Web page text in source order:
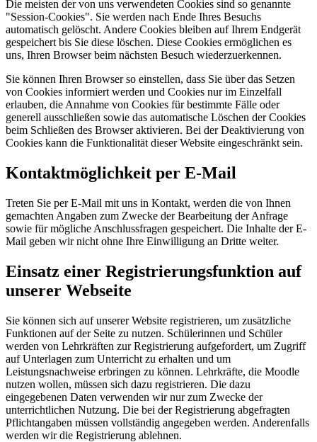
Die meisten der von uns verwendeten Cookies sind so genannte
"Session-Cookies". Sie werden nach Ende Ihres Besuchs
automatisch gelöscht. Andere Cookies bleiben auf Ihrem Endgerät
gespeichert bis Sie diese löschen. Diese Cookies ermöglichen es
uns, Ihren Browser beim nächsten Besuch wiederzuerkennen.
Sie können Ihren Browser so einstellen, dass Sie über das Setzen
von Cookies informiert werden und Cookies nur im Einzelfall
erlauben, die Annahme von Cookies für bestimmte Fälle oder
generell ausschließen sowie das automatische Löschen der Cookies
beim Schließen des Browser aktivieren. Bei der Deaktivierung von
Cookies kann die Funktionalität dieser Website eingeschränkt sein.
Kontaktmöglichkeit per E-Mail
Treten Sie per E-Mail mit uns in Kontakt, werden die von Ihnen
gemachten Angaben zum Zwecke der Bearbeitung der Anfrage
sowie für mögliche Anschlussfragen gespeichert. Die Inhalte der E-
Mail geben wir nicht ohne Ihre Einwilligung an Dritte weiter.
Einsatz einer Registrierungsfunktion auf
unserer Webseite
Sie können sich auf unserer Website registrieren, um zusätzliche
Funktionen auf der Seite zu nutzen. Schülerinnen und Schüler
werden von Lehrkräften zur Registrierung aufgefordert, um Zugriff
auf Unterlagen zum Unterricht zu erhalten und um
Leistungsnachweise erbringen zu können. Lehrkräfte, die Moodle
nutzen wollen, müssen sich dazu registrieren. Die dazu
eingegebenen Daten verwenden wir nur zum Zwecke der
unterrichtlichen Nutzung. Die bei der Registrierung abgefragten
Pflichtangaben müssen vollständig angegeben werden. Anderenfalls
werden wir die Registrierung ablehnen.